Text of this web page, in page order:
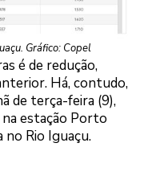
Gráfico: Copel
é de redução,
Há, contudo,
de terça-feira (9),
na estação Porto
no Rio Iguaçu.